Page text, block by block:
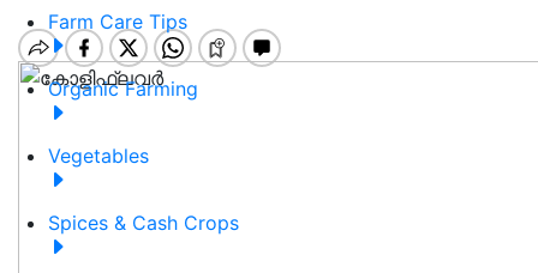
Farm Care Tips
Organic Farming
Vegetables
Spices & Cash Crops